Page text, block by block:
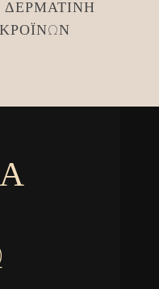
ΔΕΡΜΆΤΙΝΗ